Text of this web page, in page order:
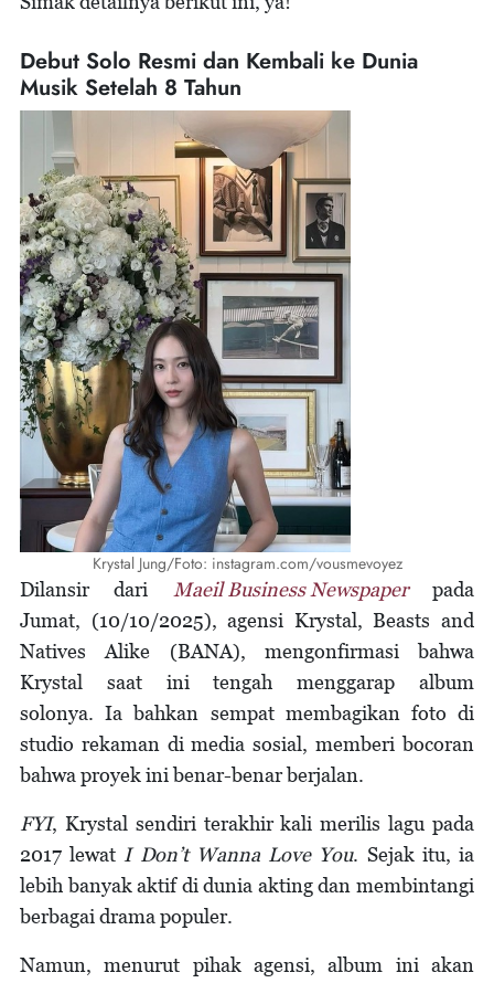
Debut Solo Resmi dan Kembali ke Dunia
Musik Setelah 8 Tahun
Krystal Jung/Foto: instagram.com/vousmevoyez
Dilansir dari Maeil Business Newspaperpada
Jumat, (10/10/2025), agensi Krystal, Beasts and
Natives Alike (BANA), mengonfirmasi bahwa
Krystal saat ini tengah menggarap album
solonya. Ia bahkan sempat membagikan foto di
studio rekaman di media sosial, memberi bocoran
bahwa proyek ini benar-benar berjalan.
FYI, Krystal sendiri terakhir kali merilis lagu pada
2017 lewat I Don’t Wanna Love You. Sejak itu, ia
lebih banyak aktif di dunia akting dan membintangi
berbagai drama populer.
Namun, menurut pihak agensi, album ini akan